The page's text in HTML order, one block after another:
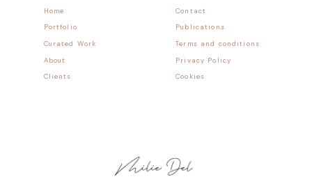
Contact
Home
Publications
Portfolio
Terms and conditions
Curated Work
Privacy Policy
About
Cookies
Clients